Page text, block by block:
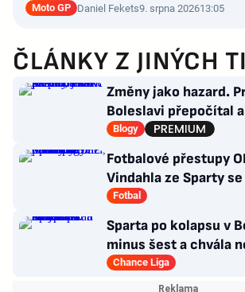
Moto GP Daniel Fekets9. srpna 202613:05
ČLÁNKY Z JINÝCH
Změny jako hazard.
Boleslavi přepočítal
je Slavia dál
Blogy
Fotbalové přestupy
Vindahla ze Sparty
druhé italské ligy
Fotbal
Sparta po kolapsu v
minus šest a chvála
má silnou zbraň
Chance Liga